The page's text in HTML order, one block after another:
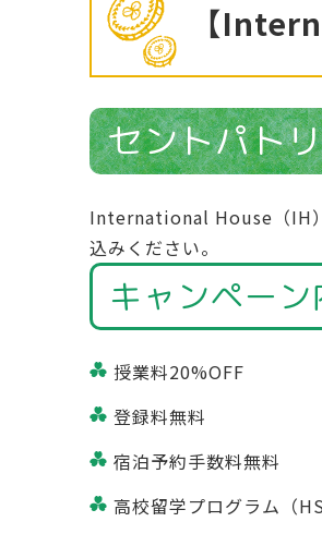
【
セントパト
International House（IH）
込みください。
キャンペーン
授業料20%OFF
登録料無料
宿泊予約手数料無料
高校留学プログラム（